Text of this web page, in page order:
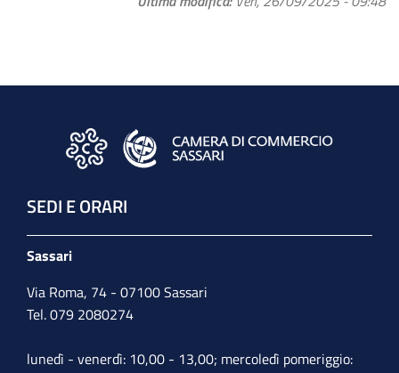
SEDI E ORARI
Sassari
Via Roma, 74 - 07100 Sassari
Tel. 079 2080274
lunedì - venerdì: 10,00 - 13,00; mercoledì pomeriggio: